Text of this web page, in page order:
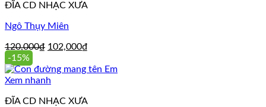
ĐĨA CD NHẠC XƯA
Ngô Thụy Miên
120,000₫ Giá
là:
120,000₫.
102,000₫
tại
-15%
Xem nhanh
ĐĨA CD NHẠC XƯA